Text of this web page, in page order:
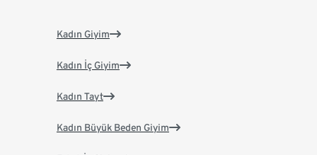
Kadın Giyim
Kadın İç Giyim
Kadın Tayt
Kadın Büyük Beden Giyim